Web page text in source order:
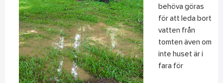
behöva göras
för att leda bort
vatten från
tomten även om
inte huset är i
fara för